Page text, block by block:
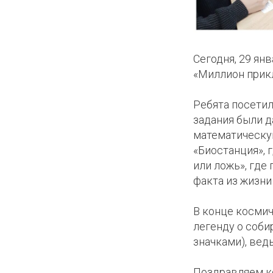
Сегодня, 29
«Миллион
Ребята
задания были
«Биостанция»,
или ложь», где
факта из жизни
В конце
легенду о
значками),